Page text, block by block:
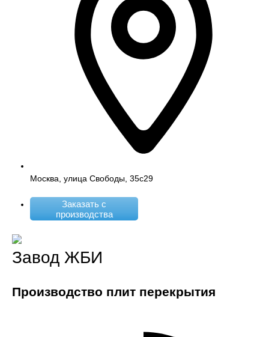
Москва, улица Свободы, 35с29
Заказать с
производства
Завод ЖБИ
Производство плит перекрытия